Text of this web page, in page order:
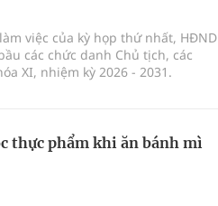
việc của kỳ họp thứ nhất, HĐND
các chức danh Chủ tịch, các
XI, nhiệm kỳ 2026 - 2031.
thực phẩm khi ăn bánh mì